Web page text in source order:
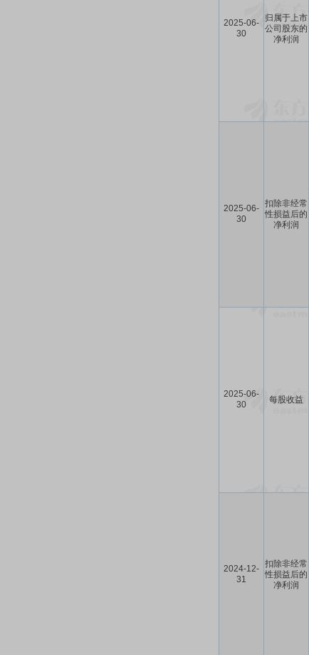
2025-06-
30
归属于上市
公司股东的
净利润
2025-06-
30
扣除非经常
性损益后的
净利润
2025-06-
30
每股收益
2024-12-
31
扣除非经常
性损益后的
净利润